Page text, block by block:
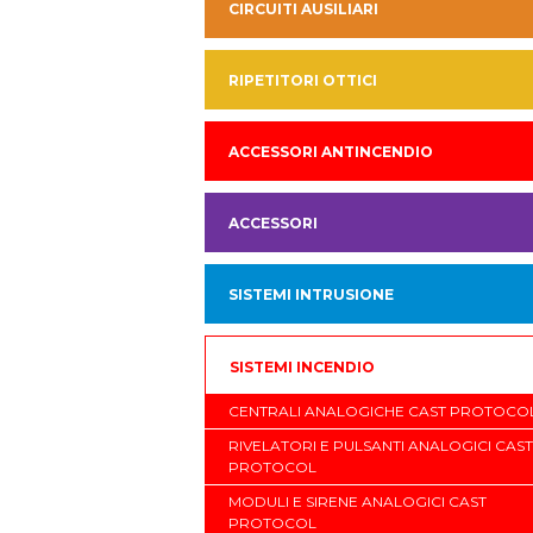
CIRCUITI AUSILIARI
RIPETITORI OTTICI
ACCESSORI ANTINCENDIO
ACCESSORI
SISTEMI INTRUSIONE
SISTEMI INCENDIO
CENTRALI ANALOGICHE CAST
RIVELATORI E PULSANTI ANALOGICI CAST
PROTOCOL
MODULI E SIRENE ANALOGICI CAST
PROTOCOL